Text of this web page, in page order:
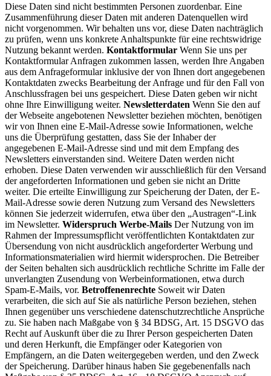
Diese Daten sind nicht bestimmten Personen zuordenbar. Eine
Zusammenführung dieser Daten mit anderen Datenquellen wird
nicht vorgenommen. Wir behalten uns vor, diese Daten nachträglich
zu prüfen, wenn uns konkrete Anhaltspunkte für eine rechtswidrige
Nutzung bekannt werden. Kontaktformular Wenn Sie uns per
Kontaktformular Anfragen zukommen lassen, werden Ihre Angaben
aus dem Anfrageformular inklusive der von Ihnen dort angegebenen
Kontaktdaten zwecks Bearbeitung der Anfrage und für den Fall von
Anschlussfragen bei uns gespeichert. Diese Daten geben wir nicht
ohne Ihre Einwilligung weiter. Newsletterdaten Wenn Sie den auf
der Webseite angebotenen Newsletter beziehen möchten, benötigen
wir von Ihnen eine E-Mail-Adresse sowie Informationen, welche
uns die Überprüfung gestatten, dass Sie der Inhaber der
angegebenen E-Mail-Adresse sind und mit dem Empfang des
Newsletters einverstanden sind. Weitere Daten werden nicht
erhoben. Diese Daten verwenden wir ausschließlich für den Versand
der angeforderten Informationen und geben sie nicht an Dritte
weiter. Die erteilte Einwilligung zur Speicherung der Daten, der E-
Mail-Adresse sowie deren Nutzung zum Versand des Newsletters
können Sie jederzeit widerrufen, etwa über den „Austragen“-Link
im Newsletter. Widerspruch Werbe-Mails Der Nutzung von im
Rahmen der Impressumspflicht veröffentlichten Kontaktdaten zur
Übersendung von nicht ausdrücklich angeforderter Werbung und
Informationsmaterialien wird hiermit widersprochen. Die Betreiber
der Seiten behalten sich ausdrücklich rechtliche Schritte im Falle der
unverlangten Zusendung von Werbeinformationen, etwa durch
Spam-E-Mails, vor. Betroffenenrechte Soweit wir Daten
verarbeiten, die sich auf Sie als natürliche Person beziehen, stehen
Ihnen gegenüber uns verschiedene datenschutzrechtliche Ansprüche
zu. Sie haben nach Maßgabe von § 34 BDSG, Art. 15 DSGVO das
Recht auf Auskunft über die zu Ihrer Person gespeicherten Daten
und deren Herkunft, die Empfänger oder Kategorien von
Empfängern, an die Daten weitergegeben werden, und den Zweck
der Speicherung. Darüber hinaus haben Sie gegebenenfalls nach